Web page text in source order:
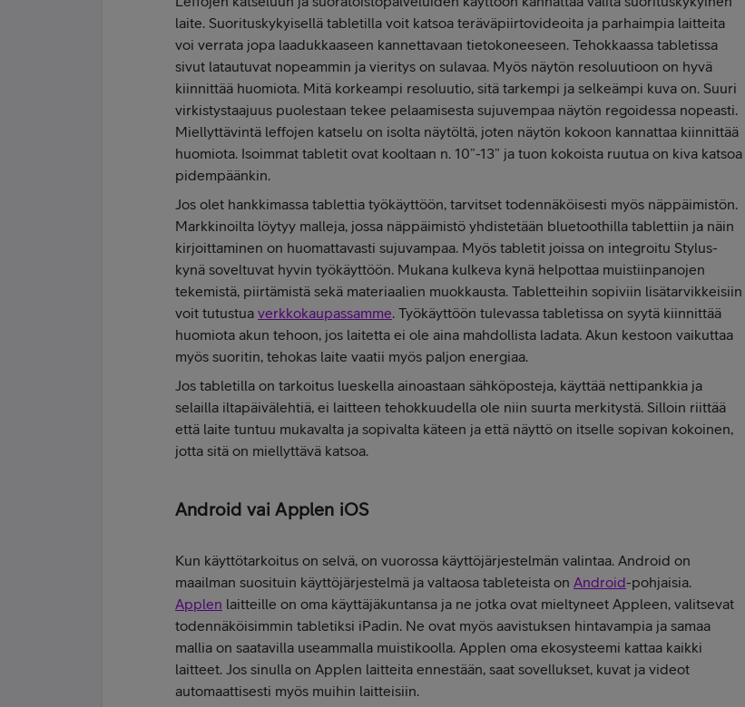
laite. Suorituskykyisellä tabletilla voit katsoa teräväpiirtovideoita ja parhaimpia laitteita
voi verrata jopa laadukkaaseen kannettavaan tietokoneeseen. Tehokkaassa tabletissa
sivut latautuvat nopeammin ja vieritys on sulavaa. Myös näytön resoluutioon on hyvä
kiinnittää huomiota. Mitä korkeampi resoluutio, sitä tarkempi ja selkeämpi kuva on. Suuri
virkistystaajuus puolestaan tekee pelaamisesta sujuvempaa näytön regoidessa nopeasti.
Miellyttävintä leffojen katselu on isolta näytöltä, joten näytön kokoon kannattaa kiinnittää
huomiota. Isoimmat tabletit ovat kooltaan n. 10”-13” ja tuon kokoista ruutua on kiva katsoa
pidempäänkin.
Jos olet hankkimassa tablettia työkäyttöön, tarvitset todennäköisesti myös näppäimistön.
Markkinoilta löytyy malleja, jossa näppäimistö yhdistetään bluetoothilla tablettiin ja näin
kirjoittaminen on huomattavasti sujuvampaa. Myös tabletit joissa on integroitu Stylus-
kynä soveltuvat hyvin työkäyttöön. Mukana kulkeva kynä helpottaa muistiinpanojen
tekemistä, piirtämistä sekä materiaalien muokkausta. Tabletteihin sopiviin lisätarvikkeisiin
voit tutustua verkkokaupassamme. Työkäyttöön tulevassa tabletissa on syytä kiinnittää
huomiota akun tehoon, jos laitetta ei ole aina mahdollista ladata. Akun kestoon vaikuttaa
myös suoritin, tehokas laite vaatii myös paljon energiaa.
Jos tabletilla on tarkoitus lueskella ainoastaan sähköposteja, käyttää nettipankkia ja
selailla iltapäivälehtiä, ei laitteen tehokkuudella ole niin suurta merkitystä. Silloin riittää
että laite tuntuu mukavalta ja sopivalta käteen ja että näyttö on itselle sopivan kokoinen,
jotta sitä on miellyttävä katsoa.
Android vai Applen iOS
Kun käyttötarkoitus on selvä, on vuorossa käyttöjärjestelmän valintaa. Android on
maailman suosituin käyttöjärjestelmä ja valtaosa tableteista on Android-pohjaisia.
Applen laitteille on oma käyttäjäkuntansa ja ne jotka ovat mieltyneet Appleen, valitsevat
todennäköisimmin tabletiksi iPadin. Ne ovat myös aavistuksen hintavampia ja samaa
mallia on saatavilla useammalla muistikoolla. Applen oma ekosysteemi kattaa kaikki
laitteet. Jos sinulla on Applen laitteita ennestään, saat sovellukset, kuvat ja videot
automaattisesti myös muihin laitteisiin.